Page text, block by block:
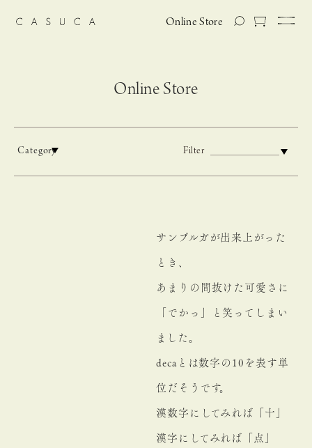
Online Store
Online Store
Category Filter
サンプルガが出来上がった
とき、
あまりの間抜けた可愛さに
「でかっ」と笑ってしまい
ました。
decaとは数字の10を表す単
位だそうです。
漢数字にしてみれば「十」
漢字にしてみれば「点」